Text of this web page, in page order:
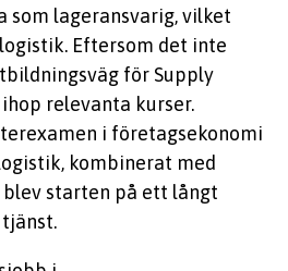
som lageransvarig, vilket
Eftersom det inte
för Supply
relevanta kurser.
i företagsekonomi
kombinerat med
starten på ett långt